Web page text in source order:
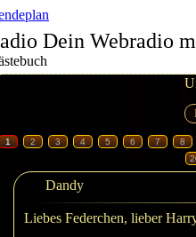
Dein Webradio
1 2 3 4 5 6 7
8
Dandy
Liebes Federchen, lieber